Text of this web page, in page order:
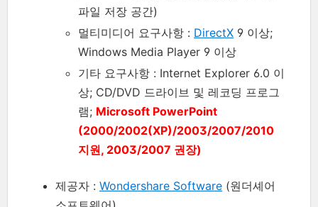
파일 저장 공간)
멀티미디어 요구사항 : DirectX 9 이상;
Windows Media Player 9 이상
기타 요구사항 : Internet Explorer 6.0 이
상; CD/DVD 드라이브 및 레코딩 프로그
램; Microsoft PowerPoint
(2000/2002(XP)/2003/2007/2010
지원, 2003/2007 권장)
제공자 : Wondershare Software (원더셰어